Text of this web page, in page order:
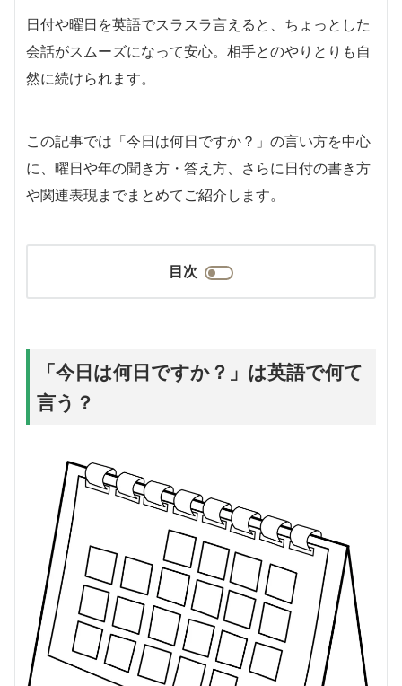
日付や曜日を英語でスラスラ言えると、ちょっとした
会話がスムーズになって安心。相手とのやりとりも自
然に続けられます。
この記事では「今日は何日ですか？」の言い方を中心
に、曜日や年の聞き方・答え方、さらに日付の書き方
や関連表現までまとめてご紹介します。
目次
「今日は何日ですか？」は英語で何て
言う？